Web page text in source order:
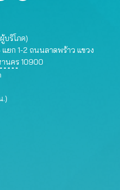
บริโภค)
แยก 1-2 ถนนลาดพร้าว แขวง
นคร 10900
.)